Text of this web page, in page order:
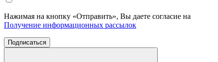
Нажимая на кнопку «Отправить», Вы даете согласие на
Получение информационных рассылок
Подписаться